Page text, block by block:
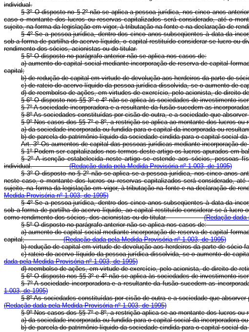
individual.
§ 3º O disposto no § 2º não se aplica a pessoa jurídica, nos cinco anos
caso o montante dos lucros ou reservas capitalizados será considerado, até o
sujeito, na forma da legislação em vigor, à tributação na fonte e na declaração de
§ 4º Se a pessoa jurídica, dentro dos cinco anos subseqüentes à data da
sob a forma de partilha do acervo líquido, o capital restituído considerar-se lucro ou
rendimento dos sócios, acionistas ou do titular.
§ 5º O disposto no parágrafo anterior não se aplica nos casos de:
a) aumento do capital social mediante incorporação de reserva de capital
capital;
b) de redução de capital em virtude de devolução aos herdeiros da parte de
c) de rateio do acervo líquido da pessoa jurídica dissolvida, se o aumento de
d) de reembolso de ações, em virtudes de exercício, pelo acionista, de direito
§ 6º O disposto nos §§ 3º e 4º não se aplica às sociedades de investimento
§ 7º A sociedade incorporadora e a resultante da fusão sucedem as
§ 8º As sociedades constituídas por cisão de outra, e a sociedade que
§ 9º Nos casos dos §§ 7º e 8º, a restrição se aplica ao montante dos lucros
a) da sociedade incorporada ou fundida para o capital da incorporada ou
b) de parcela do patrimônio líquido da sociedade cindida para o capital social
Art. 3º Os aumentos de capital das pessoas jurídicas mediante
§ 1º Podem ser capitalizados nos termos deste artigo os lucros
§ 2º A isenção estabelecida neste artigo se estende aos sócios, pessoas
individual.(Redação dada pela Medida Provisória nº 1.003, de 1995)
§ 3º O disposto no § 2º não se aplica se a pessoa jurídica, nos cinco anos
neste caso, o montante dos lucros ou reservas capitalizados será considerado,
sujeito, na forma da legislação em vigor, à tributação na fonte e na
Medida Provisória nº 1.003, de 1995)
§ 4º Se a pessoa jurídica, dentro dos cinco anos subseqüentes à data da
sob a forma de partilha do acervo líquido, ao capital restituído considerar-se-á
como rendimento dos sócios, dos acionistas ou do titular.(Redação dada
§ 5º O disposto no parágrafo anterior não se aplica nos casos de:
a) aumento do capital social mediante incorporação de reserva de capital
capital;(Redação dada pela Medida Provisória nº 1.003, de 1995)
b) redução de capital em virtude de devolução aos herdeiros da parte
c) rateio do acervo líquido da pessoa jurídica dissolvida, se o aumento
dada pela Medida Provisória nº 1.003, de 1995)
d) reembolso de ações, em virtude de exercício, pelo acionista, de
§ 6º O disposto nos §§ 3º e 4º não se aplica às sociedades de
§ 7º A sociedade incorporadora e a resultante da fusão sucedem as
1.003, de 1995)
§ 8º As sociedades constituídas por cisão de outra e a sociedade que
(Redação dada pela Medida Provisória nº 1.003, de 1995)
§ 9º Nos casos dos §§ 7º e 8º, a restrição aplica-se ao montante dos
a) da sociedade incorporada ou fundida para o capital social da
b) de parcela do patrimônio líquido da sociedade cindida para o